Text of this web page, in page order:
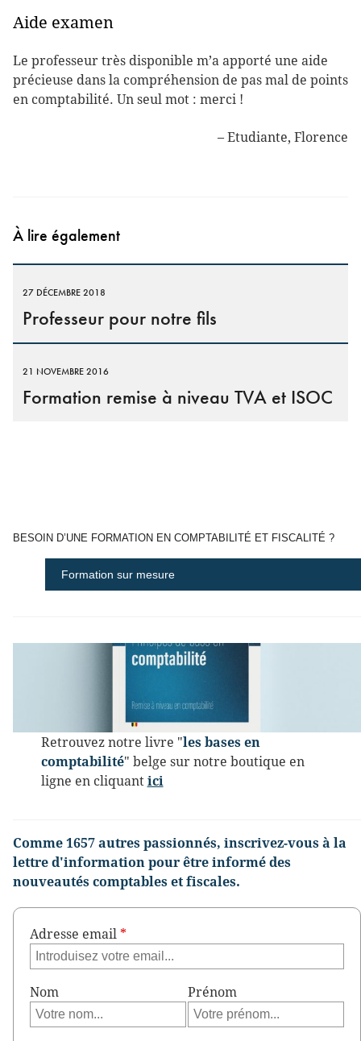
Aide examen
Le professeur très disponible m’a apporté une aide
précieuse dans la compréhension de pas mal de points
en comptabilité. Un seul mot : merci !
Etudiante Florence
À lire également
27 DÉCEMBRE 2018
Professeur pour notre fils
21 NOVEMBRE 2016
Formation remise à niveau TVA et ISOC
BESOIN D’UNE FORMATION EN COMPTABILITÉ ET FISCALITÉ ?
Formation sur mesure
Retrouvez notre livre "les bases en
comptabilité" belge sur notre boutique en
ligne en cliquantici
Comme 1657 autres passionnés, inscrivez-vous à la
lettre d'information pour être informé des
nouveautés comptables et fiscales.
Adresse email *
Nom Prénom